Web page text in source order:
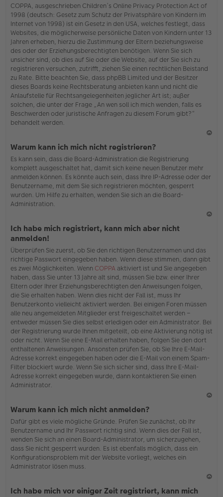
h
en
COPPA, ausgeschrieben Children’s Online Privacy Protection Act of
1998 (deutsch: Gesetz zum Schutz der Privatsphäre von Kindern im
Internet von 1998) ist ein Gesetz in den USA, welches festlegt, dass
Websites, die möglicherweise persönliche Daten von Kindern unter 13
Jahren erheben, hierzu die Zustimmung der Eltern beziehungsweise
des oder der Erziehungsberechtigten benötigen. Wenn Sie sich
unsicher sind, ob dies auf Sie oder die Website, auf der Sie sich zu
registrieren versuchen, zutrifft, ziehen Sie einen rechtlichen Beistand
zu Rate. Bitte beachten Sie, dass phpBB Limited und der Besitzer
dieses Boards keine Rechtsberatung anbieten kann und nicht die
Anlaufstelle für Rechtsangelegenheiten jeglicher Art ist; außer
solchen, die unter der Frage „An wen soll ich mich wenden, falls es
Beschwerden oder juristische Anfragen zu diesem Forum gibt?“
behandelt werden.
b
Warum kann ich mich nicht registrieren?
Es kann sein, dass die Board-Administration die Registrierung
komplett ausgeschaltet hat, damit sich keine neuen Benutzer mehr
anmelden können. Es könnte auch sein, dass Ihre IP-Adresse oder der
Benutzername, mit dem Sie sich registrieren möchten, gesperrt
wurden. Um Hilfe zu erhalten, wenden Sie sich an die Board-
Administration.
b
en
Ich habe mich registriert, kann mich aber nicht
anmelden!
Überprüfen Sie zuerst, ob Sie den richtigen Benutzernamen und das
richtige Passwort eingegeben haben. Wenn diese stimmen, dann gibt
es zwei Möglichkeiten. Wenn COPPA aktiviert ist und Sie angegeben
haben, dass Sie unter 13 Jahre alt sind, müssen Sie bzw. einer Ihrer
Eltern oder Ihrer Erziehungsberechtigten den Anweisungen folgen,
die Sie erhalten haben. Wenn dies nicht der Fall ist, muss Ihr
Benutzerkonto vielleicht aktiviert werden. Bei einigen Foren müssen
alle neu angemeldeten Mitglieder erst freigeschaltet werden –
entweder müssen Sie dies selbst erledigen oder ein Administrator. Bei
der Registrierung wurde Ihnen mitgeteilt, ob eine Aktivierung nötig ist
oder nicht. Wenn Sie eine E-Mail erhalten haben, folgen Sie den dort
enthaltenen Anweisungen. Ansonsten prüfen Sie, ob Sie Ihre E-Mail-
Adresse korrekt eingegeben haben oder die E-Mail von einem Spam-
Filter blockiert wurde. Wenn Sie sich sicher sind, dass Ihre E-Mail-
Adresse korrekt eingegeben wurde, dann kontaktieren Sie einen
Administrator.
Warum kann ich mich nicht anmelden?
Dafür gibt es viele mögliche Gründe. Prüfen Sie zunächst, ob Ihr
Benutzername und Ihr Passwort richtig sind. Wenn dies der Fall ist,
wenden Sie sich an einen Board-Administrator, um sicherzugehen,
dass Sie nicht gesperrt wurden. Es ist ebenfalls möglich, dass ein
Konfigurationsproblem mit der Website vorliegt, welches ein
Administrator lösen muss.
Ich habe mich vor einiger Zeit registriert, kann mich